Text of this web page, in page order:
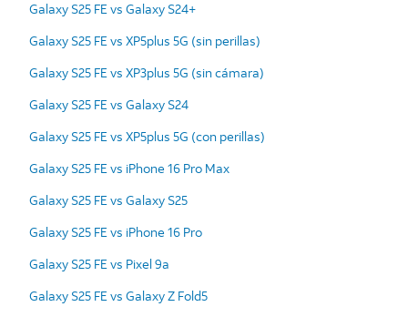
Galaxy S25 FE vs Galaxy S24+
Galaxy S25 FE vs XP5plus 5G (sin perillas)
Galaxy S25 FE vs XP3plus 5G (sin cámara)
Galaxy S25 FE vs Galaxy S24
Galaxy S25 FE vs XP5plus 5G (con perillas)
Galaxy S25 FE vs iPhone 16 Pro Max
Galaxy S25 FE vs Galaxy S25
Galaxy S25 FE vs iPhone 16 Pro
Galaxy S25 FE vs Pixel 9a
Galaxy S25 FE vs Galaxy Z Fold5